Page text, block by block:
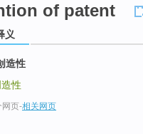
of patent
义
造性
性
网页-相关网页